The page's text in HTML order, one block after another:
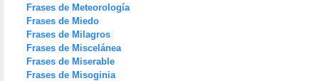
Frases de Meteorología
Frases de Miedo
Frases de Milagros
Frases de Miscelánea
Frases de Miserable
Frases de Misoginia